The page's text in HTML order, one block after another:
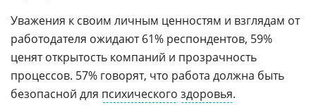
Уважения к своим личным ценностям и взглядам от
работодателя ожидают 61% респондентов, 59%
ценят открытость компаний и прозрачность
процессов. 57% говорят, что работа должна быть
безопасной для психического здоровья.